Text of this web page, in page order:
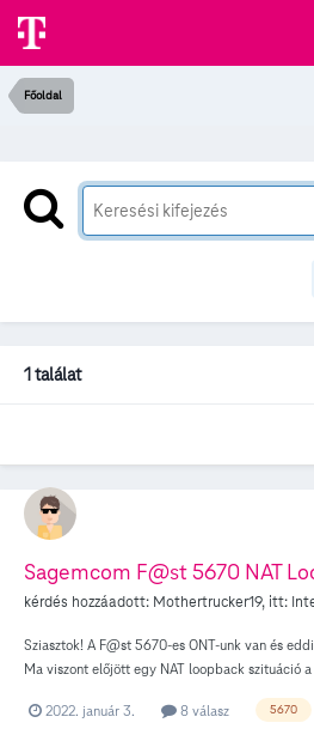
Főoldal
1 találat
Sagemcom F@st 5670 NAT
kérdés hozzáadott: Mothertrucker19, itt:
Sziasztok! A F@st 5670-es ONT-unk van és
Ma viszont előjött egy NAT loopback szituáció
szoftver? Vagy esetleg másképp kell beállítani?
2022. január 3. 8 válasz 5670